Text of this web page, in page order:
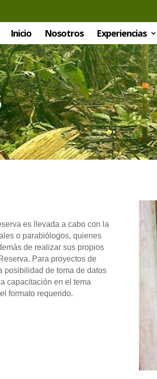
Inicio Nosotros Experiencias
es llevada a cabo con la
o parabiólogos, quienes
de realizar sus propios
Para proyectos de
posibilidad de toma de datos
capacitación en el tema
formato requerido.